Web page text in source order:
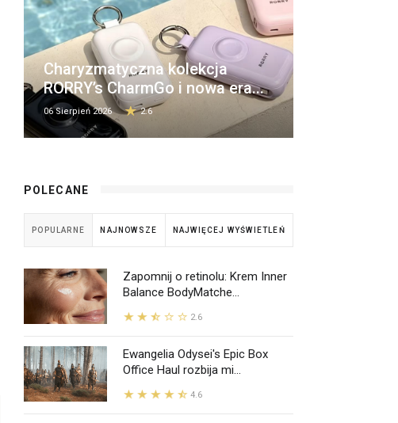
Charyzmatyczna kolekcja
RORRY’s CharmGo i nowa era...
06 Sierpień 2026 2.6
POLECANE
POPULARNE NAJNOWSZE NAJWIĘCEJ WYŚWIETLEŃ
Zapomnij o retinolu: Krem Inner
Balance BodyMatche...
2.6
Ewangelia Odysei's Epic Box
Office Haul rozbija mi...
4.6